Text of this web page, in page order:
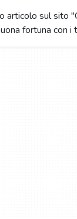
articolo sul sito
fortuna con i